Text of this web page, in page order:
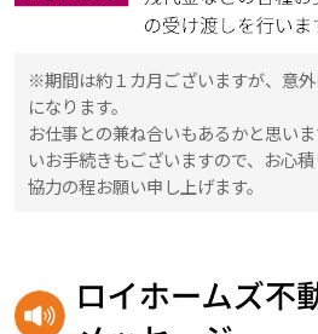
※期間は約１カ月ございますが、意
になります。
お仕事との兼ね合いもあるかと思い
いお手続きもございますので、お心
協力の程お願い申し上げます。